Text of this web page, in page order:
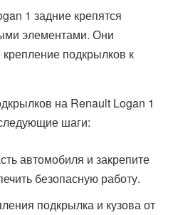
1 задние крепятся
элементами. Они
подкрылков к
на Renault Logan 1
шаги:
автомобиля и закрепите
безопасную работу.
подкрылка и кузова от